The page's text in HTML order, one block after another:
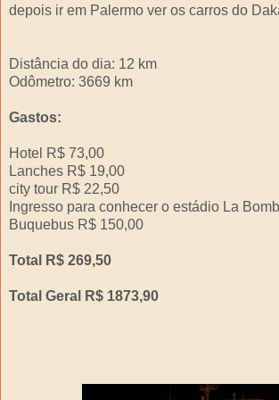
depois ir em Palermo ver os carros do
Distância do dia: 12 km
Odômetro: 3669 km
Gastos:
Hotel R$ 73,00
Lanches R$ 19,00
city tour R$ 22,50
Ingresso para conhecer o estádio La
Buquebus R$ 150,00
Total R$ 269,50
Total Geral R$ 1873,90